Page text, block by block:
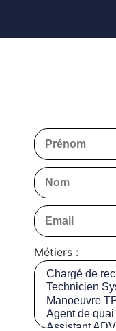
Métiers :